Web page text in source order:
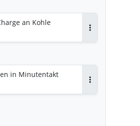
an Kohle
in Minutentakt